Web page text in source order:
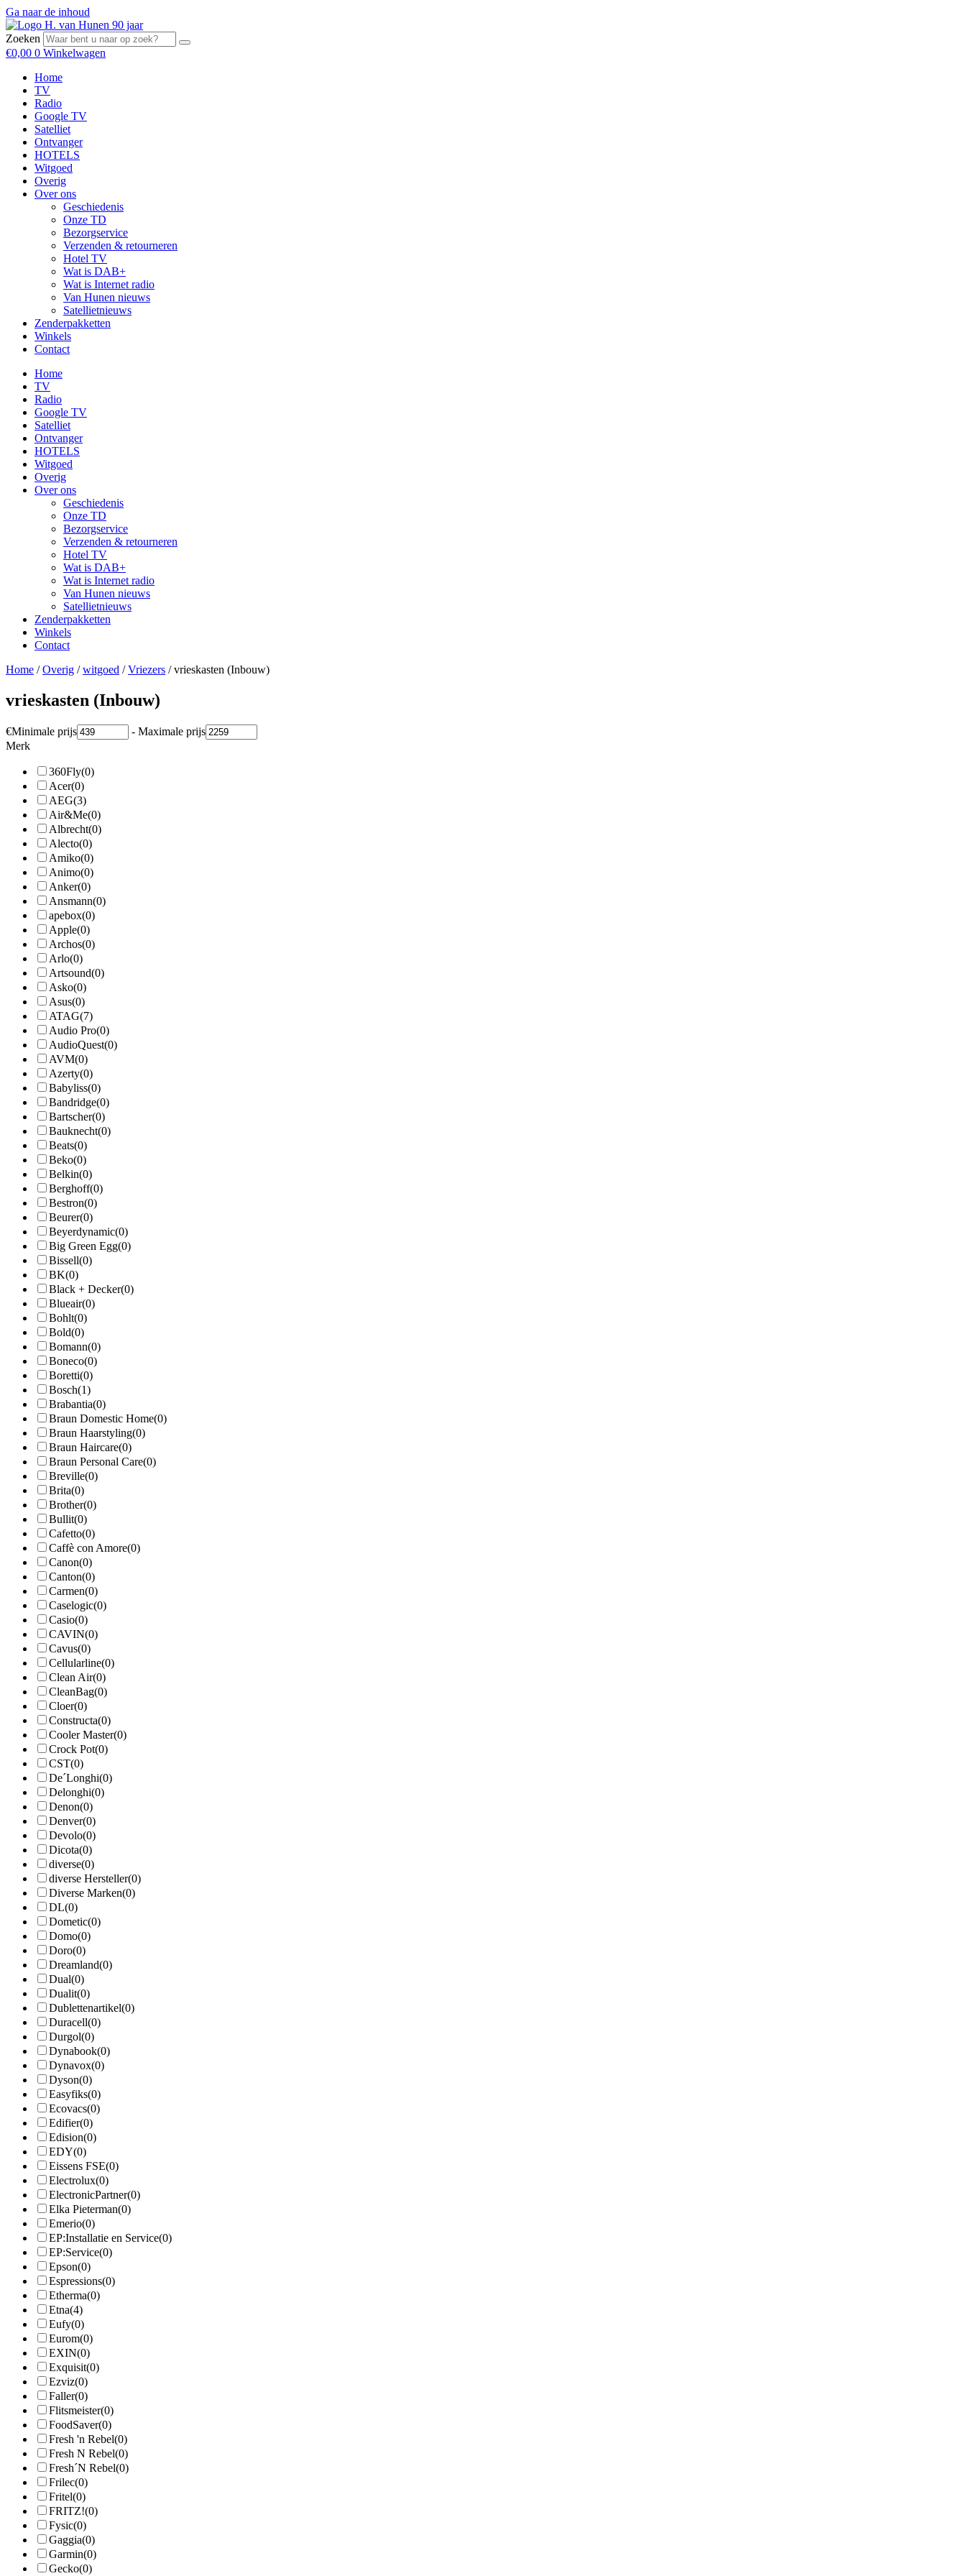
Ga naar de inhoud
Zoeken
€0,00 0 Winkelwagen
Home
TV
Radio
Google TV
Satelliet
Ontvanger
HOTELS
Witgoed
Overig
Over ons
Geschiedenis
Onze TD
Bezorgservice
Verzenden & retourneren
Hotel TV
Wat is DAB+
Wat is Internet radio
Van Hunen nieuws
Satellietnieuws
Zenderpakketten
Winkels
Contact
Home
TV
Radio
Google TV
Satelliet
Ontvanger
HOTELS
Witgoed
Overig
Over ons
Geschiedenis
Onze TD
Bezorgservice
Verzenden & retourneren
Hotel TV
Wat is DAB+
Wat is Internet radio
Van Hunen nieuws
Satellietnieuws
Zenderpakketten
Winkels
Contact
Home /Overig /witgoed /Vriezers / vrieskasten (Inbouw)
vrieskasten (Inbouw)
€Minimale prijs - Maximale prijs
Merk
360Fly(0)
Acer(0)
AEG(3)
Air&Me(0)
Albrecht(0)
Alecto(0)
Amiko(0)
Animo(0)
Anker(0)
Ansmann(0)
apebox(0)
Apple(0)
Archos(0)
Arlo(0)
Artsound(0)
Asko(0)
Asus(0)
ATAG(7)
Audio Pro(0)
AudioQuest(0)
AVM(0)
Azerty(0)
Babyliss(0)
Bandridge(0)
Bartscher(0)
Bauknecht(0)
Beats(0)
Beko(0)
Belkin(0)
Berghoff(0)
Bestron(0)
Beurer(0)
Beyerdynamic(0)
Big Green Egg(0)
Bissell(0)
BK(0)
Black + Decker(0)
Blueair(0)
Bohlt(0)
Bold(0)
Bomann(0)
Boneco(0)
Boretti(0)
Bosch(1)
Brabantia(0)
Braun Domestic Home(0)
Braun Haarstyling(0)
Braun Haircare(0)
Braun Personal Care(0)
Breville(0)
Brita(0)
Brother(0)
Bullit(0)
Cafetto(0)
Caffè con Amore(0)
Canon(0)
Canton(0)
Carmen(0)
Caselogic(0)
Casio(0)
CAVIN(0)
Cavus(0)
Cellularline(0)
Clean Air(0)
CleanBag(0)
Cloer(0)
Constructa(0)
Cooler Master(0)
Crock Pot(0)
CST(0)
De´Longhi(0)
Delonghi(0)
Denon(0)
Denver(0)
Devolo(0)
Dicota(0)
diverse(0)
diverse Hersteller(0)
Diverse Marken(0)
DL(0)
Dometic(0)
Domo(0)
Doro(0)
Dreamland(0)
Dual(0)
Dualit(0)
Dublettenartikel(0)
Duracell(0)
Durgol(0)
Dynabook(0)
Dynavox(0)
Dyson(0)
Easyfiks(0)
Ecovacs(0)
Edifier(0)
Edision(0)
EDY(0)
Eissens FSE(0)
Electrolux(0)
ElectronicPartner(0)
Elka Pieterman(0)
Emerio(0)
EP:Installatie en Service(0)
EP:Service(0)
Epson(0)
Espressions(0)
Etherma(0)
Etna(4)
Eufy(0)
Eurom(0)
EXIN(0)
Exquisit(0)
Ezviz(0)
Faller(0)
Flitsmeister(0)
FoodSaver(0)
Fresh 'n Rebel(0)
Fresh N Rebel(0)
Fresh´N Rebel(0)
Frilec(0)
Fritel(0)
FRITZ!(0)
Fysic(0)
Gaggia(0)
Garmin(0)
Gecko(0)